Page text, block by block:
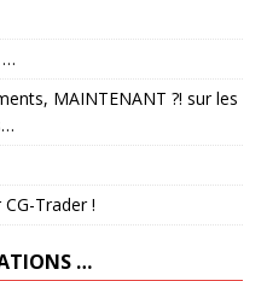
…
MAINTENANT ?! sur les
Trader !
…